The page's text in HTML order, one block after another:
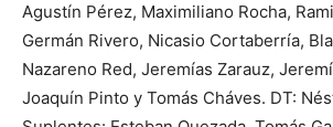
Agustín Pérez, Maximiliano Rocha,
Germán Rivero, Nicasio Cortaberría,
Nazareno Red, Jeremías Zarauz,
Joaquín Pinto y Tomás Cháves. DT: